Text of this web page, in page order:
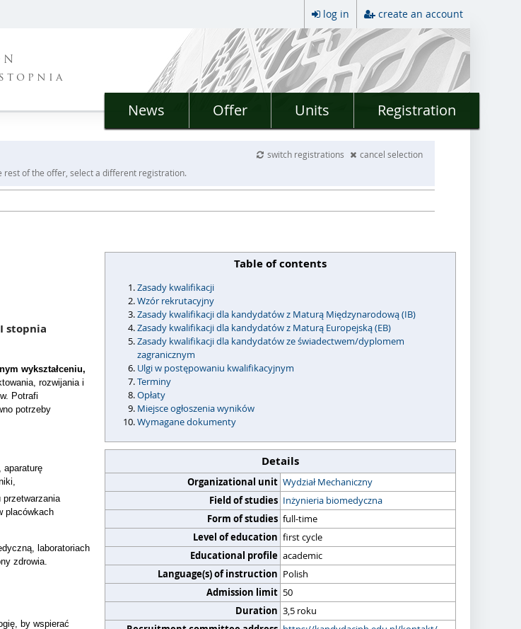
log in create an account
News Offer Units Registration
switch registrations
cancel selection
rest of the offer, select a different registration.
Table of contents
Zasady kwalifikacji
Wzór rekrutacyjny
Zasady kwalifikacji dla kandydatów z Maturą Międzynarodową (IB)
Zasady kwalifikacji dla kandydatów z Maturą Europejską (EB)
Zasady kwalifikacji dla kandydatów ze świadectwem/dyplomem
zagranicznym
Ulgi w postępowaniu kwalifikacyjnym
Terminy
Opłaty
Miejsce ogłoszenia wyników
Wymagane dokumenty
Details
Organizational unit Wydział Mechaniczny
Field of studies Inżynieria biomedyczna
Form of studies full-time
Level of education first cycle
Educational profile academic
Language(s) of instruction Polish
Admission limit 50
Duration 3,5 roku
stopnia
wykształceniu,
rozwijania i
Potrafi
potrzeby
aparaturę
placówkach
laboratoriach
zdrowia.
by wspierać